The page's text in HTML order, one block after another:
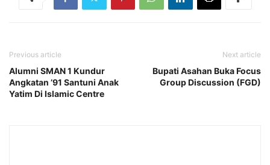
Previous article
Alumni SMAN 1 Kundur
Angkatan ’91 Santuni Anak
Yatim Di Islamic Centre
Next article
Bupati Asahan Buka Focus
Group Discussion (FGD)